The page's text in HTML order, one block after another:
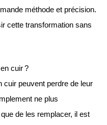
méthode et précision.
cette transformation sans
cuir ?
peuvent perdre de leur
ne plus
de les remplacer, il est